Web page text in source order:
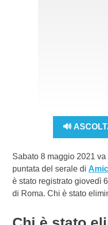
🔊
Sabato 8 maggio 2021
puntata del serale di
è stato registrato giovedì
di Roma. Chi è stato